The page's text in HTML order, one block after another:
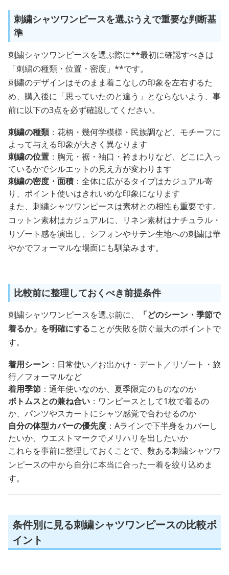
刺繍シャツワンピースを選ぶうえで重要な判断基
準
刺繍シャツワンピースを選ぶ際に**最初に確認すべきは
「刺繍の種類・位置・密度」**です。
刺繍のデザインはそのまま着こなしの印象を左右するた
め、購入後に「思っていたのと違う」とならないよう、事
前に以下の3点を必ず確認してください。
刺繍の種類：花柄・幾何学模様・民族調など、モチーフに
よって与える印象が大きく異なります
刺繍の位置 ：胸元・裾・袖口・衿まわりなど、どこに入っ
ているかでシルエットの見え方が変わります
刺繍の密度・面積 ：全体に広がるタイプはカジュアル寄
り、ポイント使いはきれいめな印象になります
また、刺繍シャツワンピースは素材との相性も重要です。
コットン素材はカジュアルに、リネン素材はナチュラル・
リゾート感を演出し、シフォンやサテン生地への刺繍は華
やかでフォーマルな場面にも馴染みます。
比較前に整理しておくべき前提条件
刺繍シャツワンピースを選ぶ前に、
「どのシーン・季節で
着るか」を明確にすることが失敗を防ぐ最大のポイントで
す。
着用シーン ：日常使い／お出かけ・デート／リゾート・旅
行／フォーマルなど
着用季節 ：通年使いなのか、夏季限定のものなのか
ボトムスとの兼ね合い ：ワンピースとして1枚で着るの
か、パンツやスカートにシャツ感覚で合わせるのか
自分の体型カバーの優先度 ：Aラインで下半身をカバーし
たいか、ウエストマークでメリハリを出したいか
これらを事前に整理しておくことで、数ある刺繍シャツワ
ンピースの中から自分に本当に合った一着を絞り込めま
す。
条件別に見る刺繍シャツワンピースの比較ポ
イント